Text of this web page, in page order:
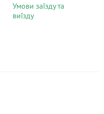
Умови заїзду та
виїзду